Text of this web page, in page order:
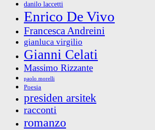
danilo laccetti
Enrico De Vivo
Francesca Andreini
gianluca virgilio
Gianni Celati
Massimo Rizzante
paolo morelli
Poesia
presiden arsitek
racconti
romanzo